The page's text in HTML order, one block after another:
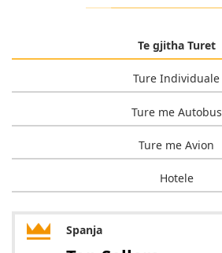
Te gjitha Turet
Ture Individuale
Ture me Autobus
Ture me Avion
Hotele
Spanja